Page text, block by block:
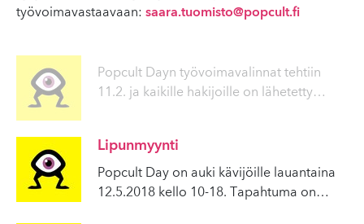
työvoimavastaavaan: saara.tuomisto@popcult.fi
Popcult Dayn työvoimavalinnat tehtiin
11.2. ja kaikille hakijoille on lähetetty…
Lipunmyynti
Popcult Day on auki kävijöille lauantaina
12.5.2018 kello 10-18. Tapahtuma on…